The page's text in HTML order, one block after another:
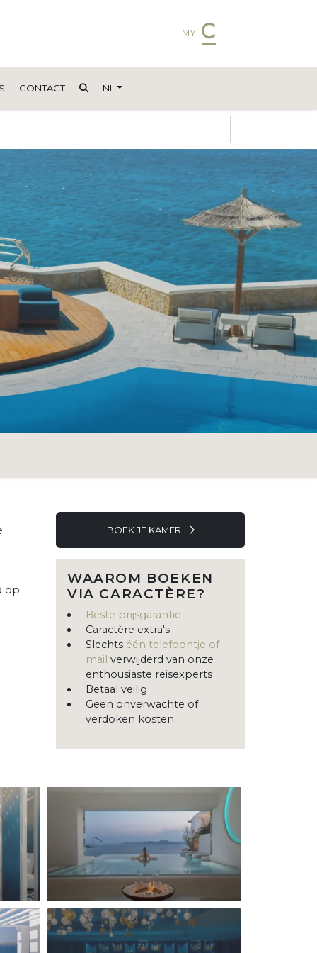
MY
CONTACT NL
op
BOEK JE KAMER
WAAROM BOEKEN
VIA CARACTÈRE?
Beste prijsgarantie
Caractère extra's
Slechts één telefoontje of
mail verwijderd van onze
enthousiaste reisexperts
Betaal veilig
Geen onverwachte of
verdoken kosten